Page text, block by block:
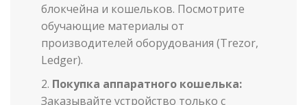
блокчейна и кошельков. Посмотрите
обучающие материалы от
производителей оборудования (Trezor,
Ledger).
Покупка аппаратного кошелька:
Заказывайте устройство только с